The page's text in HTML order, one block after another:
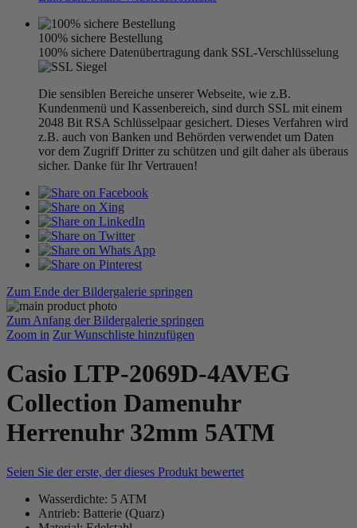
100% sichere Bestellung
100% sichere Datenübertragung dank SSL-Verschlüsselung
Die sensiblen Bereiche unserer Webseite, wie z.B.
Kundenmenü und Kassenbereich, sind durch SSL mit einem
2048 Bit RSA Schlüsselpaar gesichert. Dieses Verfahren wird
z.B. auch von Banken und Behörden verwendet um Daten
vor dem Zugriff Dritter zu schützen und gilt daher als überaus
sicher. Danke für Ihr Vertrauen!
Zum Ende der Bildergalerie springen
Zum Anfang der Bildergalerie springen
Zoom in Zur Wunschliste hinzufügen
Casio LTP-2069D-4AVEG
Collection Damenuhr
Herrenuhr 32mm 5ATM
Seien Sie der erste, der dieses Produkt bewertet
Wasserdichte: 5 ATM
Antrieb: Batterie (Quarz)